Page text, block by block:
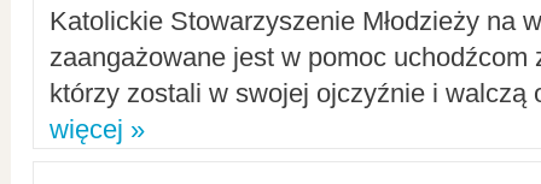
Katolickie Stowarzyszenie Młodzieży na
zaangażowane jest w pomoc uchodźcom
którzy zostali w swojej ojczyźnie i walczą
więcej »